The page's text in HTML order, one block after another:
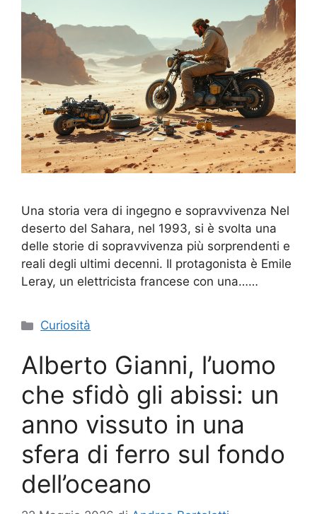
Una storia vera di ingegno e sopravvivenza Nel
deserto del Sahara, nel 1993, si è svolta una
delle storie di sopravvivenza più sorprendenti e
reali degli ultimi decenni. Il protagonista è Emile
Leray, un elettricista francese con una……
Categorie
Curiosità
Alberto Gianni, l’uomo
che sfidò gli abissi: un
anno vissuto in una
sfera di ferro sul fondo
dell’oceano